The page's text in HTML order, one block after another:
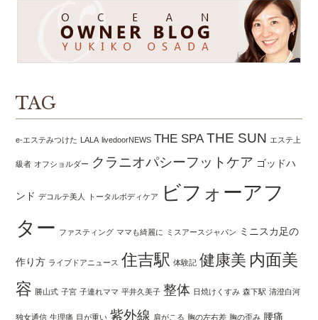
TAG
e-エステみつけた LALA livedoorNEWS THE SPA THE SUN エステ上
級者 オフショルダー クラニオパシーフットケア ゴッドハ
ンド デコルテ美人 トータルボディケア
ビフォーアフ
ター ファスティング ママも綺麗に ミスアースジャパン ミニスカ足の
作り方 ライブドアニュース 住吉駅 体験記 健康美 内面美
容 勝山式 子宮 子連れママ 平井久美子 整体 日焼けくすみ 森下駅 清澄白河
独女通信 生理痛 目が重い 紫外線 肩がこる 胸の左右差 胸の歪み 腰痛